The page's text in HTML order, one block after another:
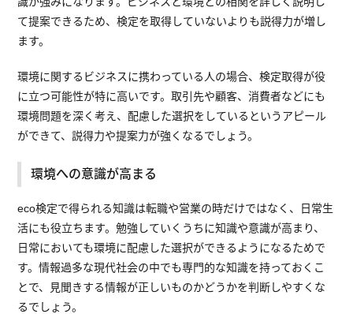
て提案できるため、検定を取得していないよりも説得力が増し
ます。
環境に関するビジネスに携わっている人の場合、検定取得が役
に立つ可能性が特に高いです。取引先や顧客、消費者などにも
環境問題を深く考え、配慮した選択をしているというアピール
ができて、説得力や提案力が強くなるでしょう。
環境への意識が高まる
eco検定で得られる知識は転職や営業の時だけではなく、日常生
活にも役立ちます。勉強していくうちに知識や意識が高まり、
日常においても環境に配慮した選択ができるようになるためで
す。情報過多な現代社会の中でも専門的な知識を持っておくこ
とで、見聞きする情報が正しいものかどうかを判断しやすくな
るでしょう。